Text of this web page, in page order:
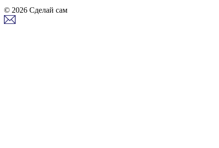
© 2026 Сделай сам